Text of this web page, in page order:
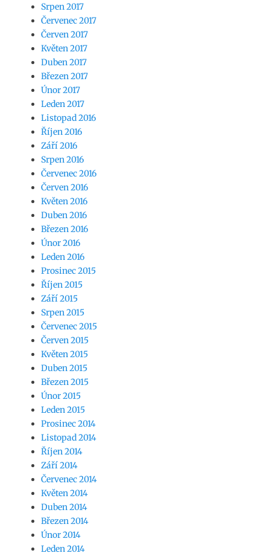
Srpen 2017
Červenec 2017
Červen 2017
Květen 2017
Duben 2017
Březen 2017
Únor 2017
Leden 2017
Listopad 2016
Říjen 2016
Září 2016
Srpen 2016
Červenec 2016
Červen 2016
Květen 2016
Duben 2016
Březen 2016
Únor 2016
Leden 2016
Prosinec 2015
Říjen 2015
Září 2015
Srpen 2015
Červenec 2015
Červen 2015
Květen 2015
Duben 2015
Březen 2015
Únor 2015
Leden 2015
Prosinec 2014
Listopad 2014
Říjen 2014
Září 2014
Červenec 2014
Květen 2014
Duben 2014
Březen 2014
Únor 2014
Leden 2014